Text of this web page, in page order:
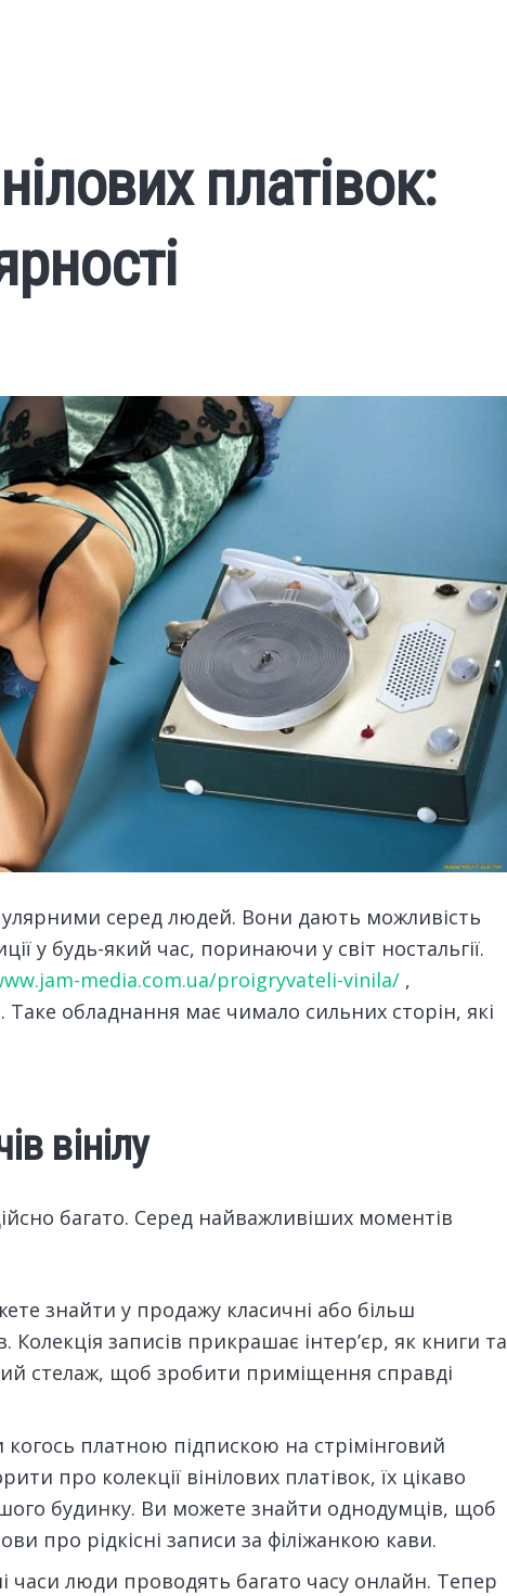
платівок:
серед людей. Вони дають можливість
у будь-який час, поринаючи у світ ностальгії.
media.com.ua/proigryvateli-vinila/ ,
Таке обладнання має чимало сильних сторін, які
вінілу
багато. Серед найважливіших моментів
знайти у продажу класичні або більш
Колекція записів прикрашає інтер’єр, як книги та
стелаж, щоб зробити приміщення справді
когось платною підпискою на стрімінговий
про колекції вінілових платівок, їх цікаво
будинку. Ви можете знайти однодумців, щоб
про рідкісні записи за філіжанкою кави.
часи люди проводять багато часу онлайн. Тепер